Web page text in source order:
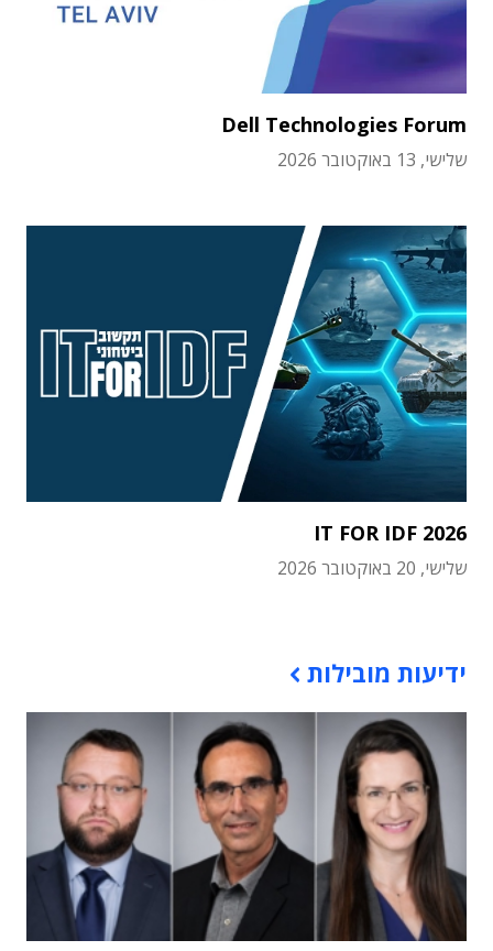
Dell Technologies Forum
שלישי, 13 באוקטובר 2026
IT FOR IDF 2026
שלישי, 20 באוקטובר 2026
ידיעות מובילות